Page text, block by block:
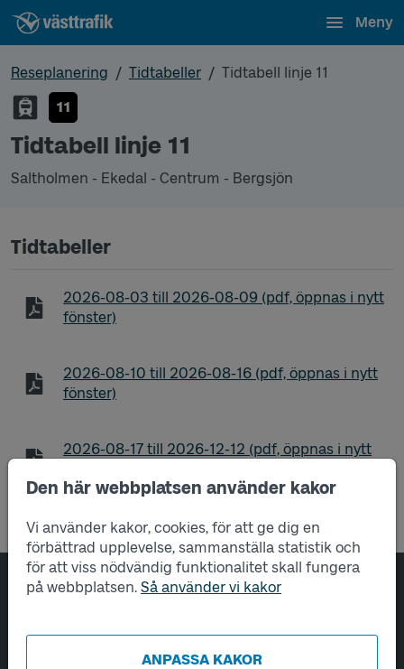
Den här webbplatsen använder kakor
Vi använder kakor, cookies, för att ge dig en
förbättrad upplevelse, sammanställa statistik och
för att viss nödvändig funktionalitet skall fungera
på webbplatsen. Så använder vi kakor
ANPASSA KAKOR
Meny
Reseplanering Tidtabeller
Tidtabell linje 11
11
Tidtabell linje 11
Saltholmen - Ekedal - Centrum - Bergsjön
Tidtabeller
Tidtabell linje 11 Saltholmen - Ekedal - Centrum -
2026-08-03 till 2026-08-09 (pdf, öppnas i nytt
fönster)
Tidtabell linje 11 Saltholmen - Ekedal - Centrum -
2026-08-10 till 2026-08-16 (pdf, öppnas i nytt
fönster)
Tidtabell linje 11 Saltholmen - Ekedal - Centrum -
2026-08-17 till 2026-12-12 (pdf, öppnas i nytt
Sidfotsnavigering
Om oss
Tjänster